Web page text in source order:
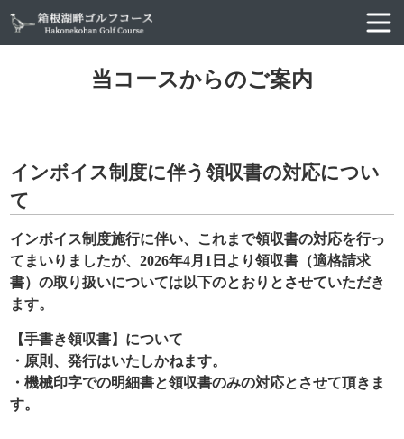
当コースからのご案内
インボイス制度に伴う領収書の対応につい
て
インボイス制度施行に伴い、これまで領収書の対応を行っ
てまいりましたが、2026年4月1日より領収書（適格請求
書）の取り扱いについては以下のとおりとさせていただき
ます。
【手書き領収書】について
・原則、発行はいたしかねます。
・機械印字での明細書と領収書のみの対応とさせて頂きま
す。